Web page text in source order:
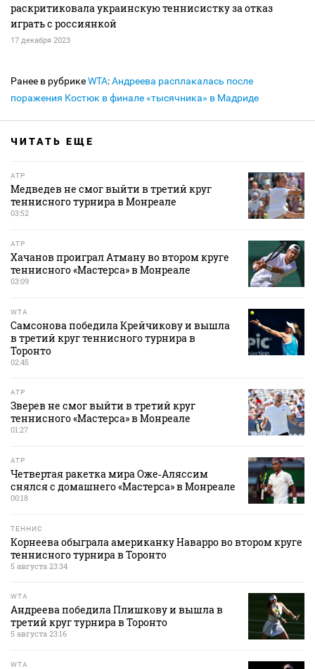
раскритиковала украинскую теннисистку за отказ
играть с россиянкой
17 декабря 2023
Ранее в рубрикеWTA:Андреева расплакалась после
поражения Костюк в финале «тысячника» в Мадриде
ЧИТАТЬ ЕЩЕ
ATP
Медведев не смог выйти в третий круг
теннисного турнира в Монреале
03:52
ATP
Хачанов проиграл Атману во втором круге
теннисного «Мастерса» в Монреале
03:09
WTA
Самсонова победила Крейчикову и вышла
в третий круг теннисного турнира в
Торонто
02:45
ATP
Зверев не смог выйти в третий круг
теннисного «Мастерса» в Монреале
01:27
ATP
Четвертая ракетка мира Оже‑Аляссим
снялся с домашнего «Мастерса» в Монреале
00:18
ТЕННИС
Корнеева обыграла американку Наварро во втором круге
теннисного турнира в Торонто
5 августа 23:34
WTA
Андреева победила Плишкову и вышла в
третий круг турнира в Торонто
5 августа 23:16
WTA